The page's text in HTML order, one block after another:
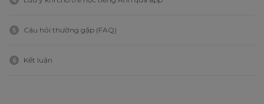
5 Câu hỏi thường gặp (FAQ)
6 Kết luận